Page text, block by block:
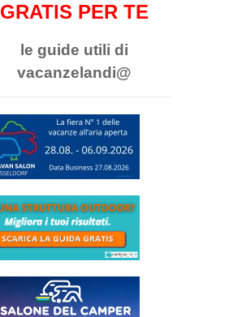
GRATIS PER TE
le guide utili di
vacanzelandi@